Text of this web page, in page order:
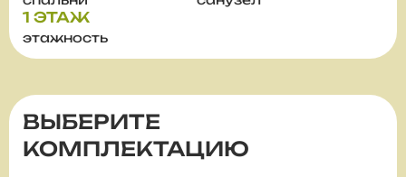
1 ЭТАЖ
этажность
ВЫБЕРИТЕ
КОМПЛЕКТАЦИЮ